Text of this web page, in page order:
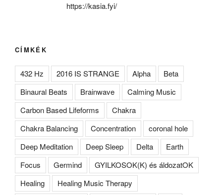
https://kasia.fyi/
CÍMKÉK
432 Hz 2016 IS STRANGE Alpha
Beta
Binaural Beats
Brainwave
Calming Music
Carbon Based Lifeforms
Chakra
Chakra Balancing
Concentration
coronal hole
Deep Meditation
Deep Sleep Delta
Earth
Focus
Germind
GYILKOSOK(K) és áldozatOK
Healing
Healing Music Therapy